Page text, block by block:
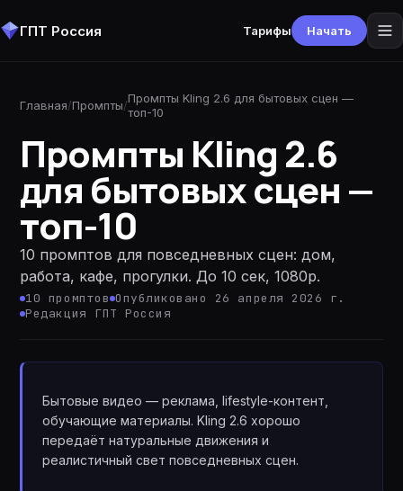
ГПТ Россия Тарифы Начать
Главная/Промпты/Промпты Kling 2.6 для бытовых сцен —
топ-10
Промпты Kling 2.6
для бытовых сцен —
топ-10
10 промптов для повседневных сцен: дом,
работа, кафе, прогулки. До 10 сек, 1080p.
10 промптов Опубликовано 26 апреля 2026 г.
Редакция ГПТ Россия
Бытовые видео — реклама, lifestyle-контент,
обучающие материалы. Kling 2.6 хорошо
передаёт натуральные движения и
реалистичный свет повседневных сцен.